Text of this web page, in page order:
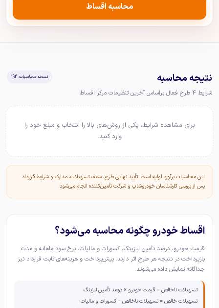
محاسبه اقساط
نتیجه محاسبه
شرایط 4 طرح فعال براساس آخرین تنظیمات مرکز اقساط
نسخه محاسبات: 192
برای مشاهده شرایط، یکی از روش‌های بالا را انتخاب و مبلغ خود را
وارد کنید.
این محاسبات برآورد اولیه است. تأیید نهایی طرح، سقف تسهیلات، مدارک و شرایط قرارداد
پس از بررسی کارشناسان خودروشاپ و شرکت تأمین‌کننده انجام می‌شود.
اقساط خودرو چگونه محاسبه می‌شود؟
قیمت خودرو، درصد تأمین لیزینگ، کسورات و مالیات، نرخ سود ماهانه و مدت
بازپرداخت در نتیجه هر طرح اثر دارند. پیش‌پرداخت و هزینه‌های ثابت قرارداد نیز
جداگانه نمایش داده می‌شوند.
تسهیلات ناخالص = قیمت خودرو × درصد تأمین لیزینگ
تسهیلات خالص = تسهیلات ناخالص − کسورات و مالیات